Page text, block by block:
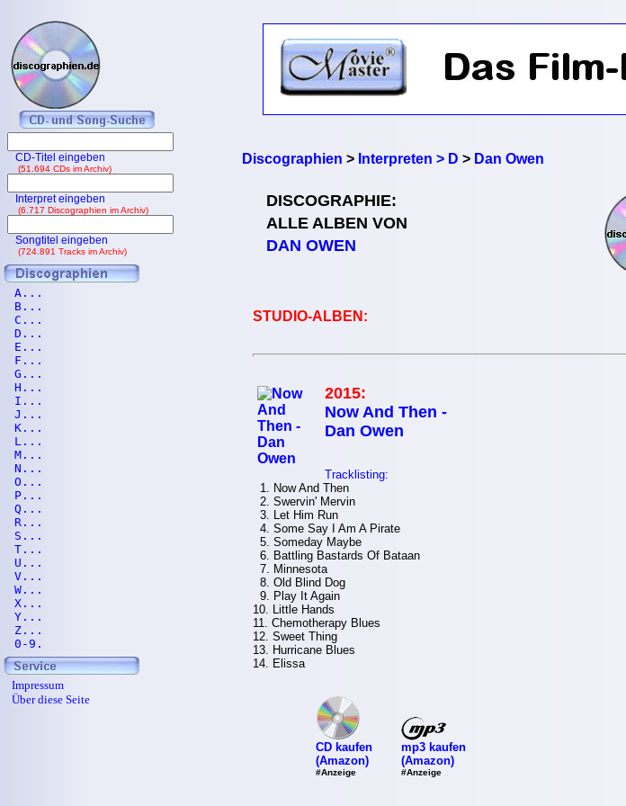
Discographien > Interpreten > D > Dan Owen
DISCOGRAPHIE:
ALLE ALBEN VON
DAN OWEN
STUDIO-ALBEN:
2015:
Now And Then -
Dan Owen
Tracklisting:
1. Now And Then
2. Swervin' Mervin
3. Let Him Run
4. Some Say I Am A Pirate
5. Someday Maybe
6. Battling Bastards Of Bataan
7. Minnesota
8. Old Blind Dog
9. Play It Again
10. Little Hands
11. Chemotherapy Blues
12. Sweet Thing
13. Hurricane Blues
14. Elissa
CD kaufen
(Amazon)
#Anzeige
mp3 kaufen
(Amazon)
#Anzeige
CD-Titel eingeben
(51.694 CDs im Archiv)
Interpret eingeben
(6.717 Discographien im Archiv)
Songtitel eingeben
(724.891 Tracks im Archiv)
A...
B...
C...
D...
E...
F...
G...
H...
I...
J...
K...
L...
M...
N...
O...
P...
Q...
R...
S...
T...
U...
V...
W...
X...
Y...
Z...
0-9.
Impressum
Über diese Seite